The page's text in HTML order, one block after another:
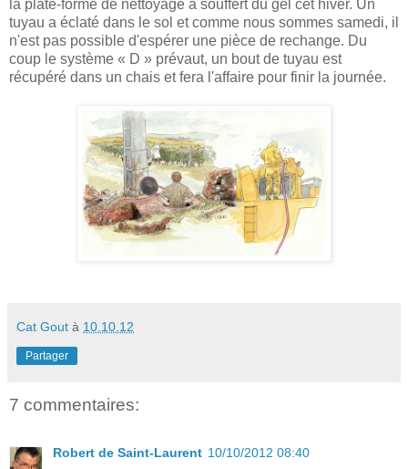
la plate-forme de nettoyage à souffert du gel cet hiver. Un
tuyau a éclaté dans le sol et comme nous sommes samedi, il
n'est pas possible d'espérer une pièce de rechange. Du
coup le système « D » prévaut, un bout de tuyau est
récupéré dans un chais et fera l'affaire pour finir la journée.
Cat Gout à 10.10.12
Partager
7 commentaires:
Robert de Saint-Laurent 10/10/2012 08:40